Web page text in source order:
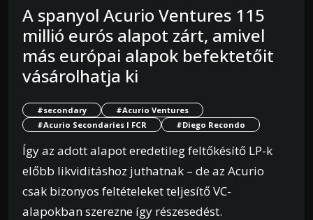
A spanyol Acurio Ventures 115
millió eurós alapot zárt, amivel
más európai alapok befektetőit
vásárolhatja ki
#secondary
#Acurio Ventures
#Acurio Secondaries I FCR
#Diego Recondo
Így az adott alapot eredetileg feltőkésítő LP-k
előbb likviditáshoz juthatnak – de az Acurio
csak bizonyos feltételeket teljesítő VC-
alapokban szerezne így részesedést.